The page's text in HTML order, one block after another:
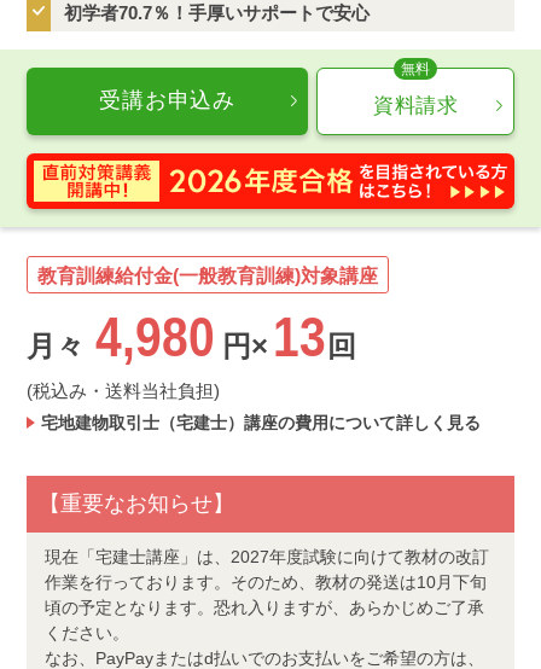
初学者70.7％！手厚いサポートで安心
受講お申込み 資料請求
教育訓練給付金(一般教育訓練)対象講座
月々 4,980 円× 13 回
(税込み・送料当社負担)
宅地建物取引士（宅建士）講座の費用について詳しく見る
【重要なお知らせ】
現在「宅建士講座」は、2027年度試験に向けて教材の改訂
作業を行っております。そのため、教材の発送は10月下旬
頃の予定となります。恐れ入りますが、あらかじめご了承
ください。
なお、PayPayまたはd払いでのお支払いをご希望の方は、